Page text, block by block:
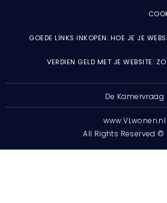
GOEDE LINKS INKOPEN: HOE JE JE
VERDIEN GELD MET JE WEBSITE:
De Kamervraag
www.VLwonen.nl
All Rights Reserved ©